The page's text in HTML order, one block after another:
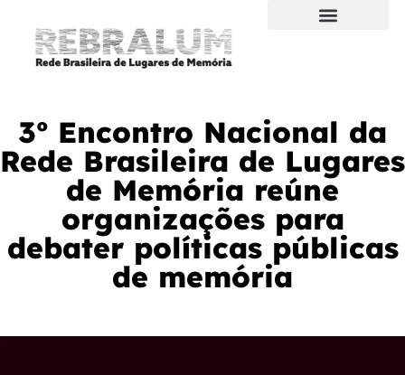
3º Encontro Nacional da
Rede Brasileira de Lugares
de Memória reúne
organizações para
debater políticas públicas
de memória